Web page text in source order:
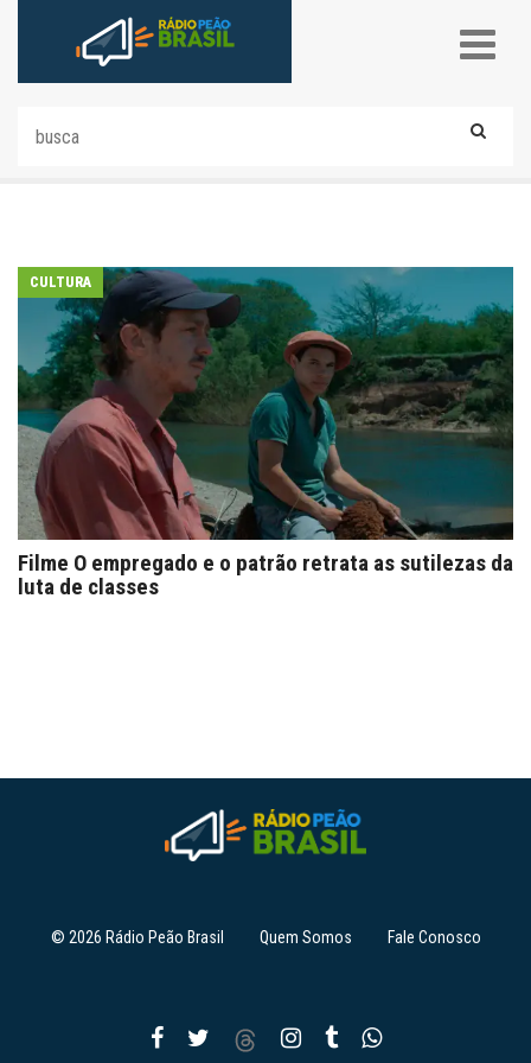
CULTURA
Filme O empregado e o patrão retrata as sutilezas da
luta de classes
© 2026 Rádio Peão Brasil Quem Somos Fale Conosco